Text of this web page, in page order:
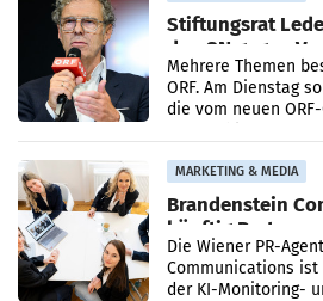
Stiftungsrat
den SN gegen
Mehrere Themen
ORF. Am Dienstag
die vom neuen
MARKETING & MEDIA
Brandenstein
künftig Partner
Die Wiener PR-
Communications
der KI-Monitoring-